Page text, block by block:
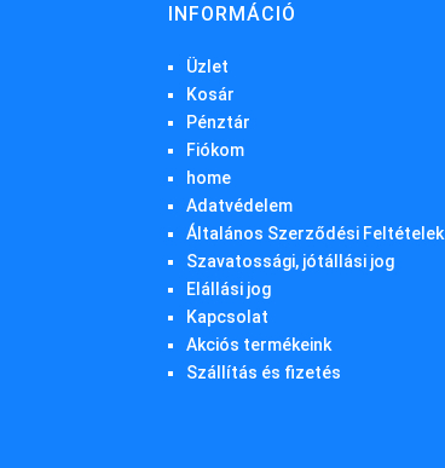
INFORMÁCIÓ
Üzlet
Kosár
Pénztár
Fiókom
home
Adatvédelem
Általános Szerződési Feltételek
Szavatossági, jótállási jog
Elállási jog
Kapcsolat
Akciós termékeink
Szállítás és fizetés